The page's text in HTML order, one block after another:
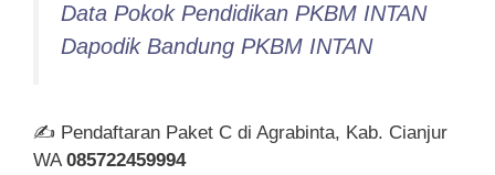
Data Pokok Pendidikan PKBM INTAN
Dapodik Bandung PKBM INTAN
✍ Pendaftaran Paket C di Agrabinta, Kab. Cianjur
WA 085722459994